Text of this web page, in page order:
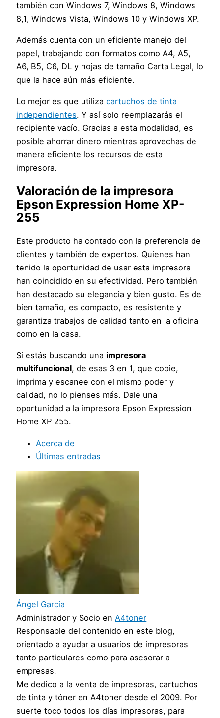
también con Windows 7, Windows 8, Windows
8,1, Windows Vista, Windows 10 y Windows XP.
Además cuenta con un eficiente manejo del
papel, trabajando con formatos como A4, A5,
A6, B5, C6, DL y hojas de tamaño Carta Legal, lo
que la hace aún más eficiente.
Lo mejor es que utilizacartuchos de tinta
independientes. Y así solo reemplazarás el
recipiente vacío. Gracias a esta modalidad, es
posible ahorrar dinero mientras aprovechas de
manera eficiente los recursos de esta
impresora.
Valoración de la impresora
Epson Expression Home XP-
255
Este producto ha contado con la preferencia de
clientes y también de expertos. Quienes han
tenido la oportunidad de usar esta impresora
han coincidido en su efectividad. Pero también
han destacado su elegancia y bien gusto. Es de
bien tamaño, es compacto, es resistente y
garantiza trabajos de calidad tanto en la oficina
como en la casa.
Si estás buscando una impresora
multifuncional, de esas 3 en 1, que copie,
imprima y escanee con el mismo poder y
calidad, no lo pienses más. Dale una
oportunidad a la impresora Epson Expression
Home XP 255.
Acerca de
Últimas entradas
Ángel García
Administrador y Socio en A4toner
Responsable del contenido en este blog,
orientado a ayudar a usuarios de impresoras
tanto particulares como para asesorar a
empresas.
Me dedico a la venta de impresoras, cartuchos
de tinta y tóner en A4toner desde el 2009. Por
suerte toco todos los días impresoras, para